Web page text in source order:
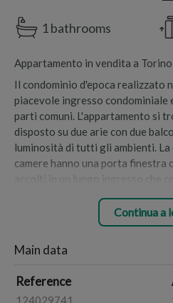
1 bathrooms
Appartamento in vendita a
Il condominio d'epoca realizzato
piacevole ingresso condominiale
parti comuni. L'appartamento si
disposto su due arie con due
luminosità di tutti gli ambienti. La
camere hanno una porta finestra
accolti in un lungo ingresso che
abitabile ha un pratico angolo
letto è di dimensioni contenute.
sul tranquillo ed ordinato cortile
camera è di dimensioni generose
corso, in direzione degli alberi
Continua a
Main data
Reference
124029741